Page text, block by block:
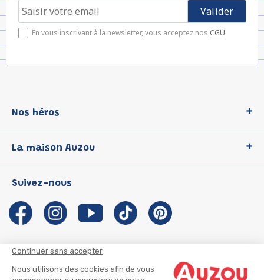
Continuer sans accepter
Nous utilisons des cookies afin de vous
En vous inscrivant à la newsletter, vous acceptez nos CGU.
Nos héros
P'tit Loup
Les Influenceuses
Migali
Petite Taupe
La maison Auzou
Notre histoire
Auzou s'engage
Auteurs et illustrateurs Auzou
Suivre mon colis
Suivez-nous
CGU